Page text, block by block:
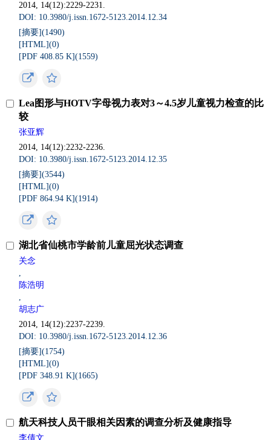
2014, 14(12):2229-2231.
DOI: 10.3980/j.issn.1672-5123.2014.12.34
[摘要](1490)
[HTML](0)
[PDF 408.85 K](1559)
Lea图形与HOTV字母视力表对3～4.5岁儿童视力检查的比
较
张亚辉
2014, 14(12):2232-2236.
DOI: 10.3980/j.issn.1672-5123.2014.12.35
[摘要](3544)
[HTML](0)
[PDF 864.94 K](1914)
湖北省仙桃市学龄前儿童屈光状态调查
关念
,
陈浩明
,
胡志广
2014, 14(12):2237-2239.
DOI: 10.3980/j.issn.1672-5123.2014.12.36
[摘要](1754)
[HTML](0)
[PDF 348.91 K](1665)
航天科技人员干眼相关因素的调查分析及健康指导
李倩文